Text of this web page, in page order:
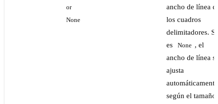
or
None
ancho de línea
los cuadros
delimitadores. Si
es
None , el
ancho de línea
ajusta
automáticamente
según el tamaño